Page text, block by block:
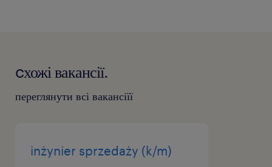
cхожі вакансії.
переглянути всі вакансіїї
inżynier sprzedaży (k/m)